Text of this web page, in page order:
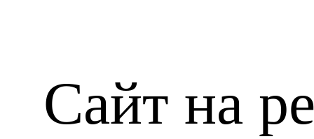
Сайт на